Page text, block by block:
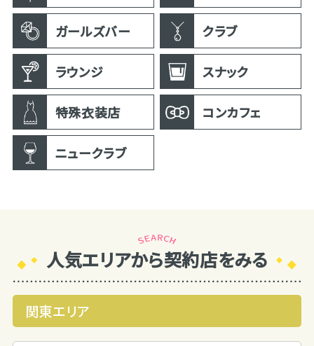
ガールズバー クラブ
ラウンジ スナック
特殊衣装店 コンカフェ
ニュークラブ
人気エリアから契約店をみる
関東エリア